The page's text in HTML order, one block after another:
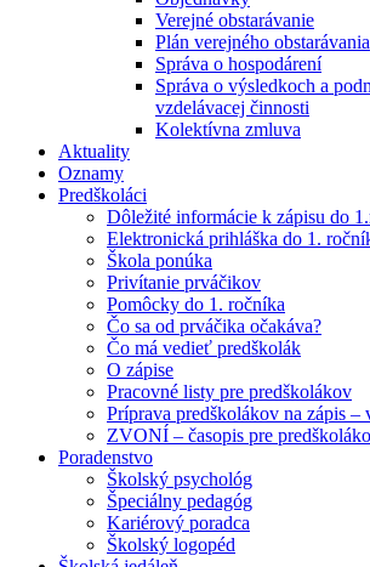
Verejné obstarávanie
Plán verejného obstarávania
Správa o hospodárení
Správa o výsledkoch a
vzdelávacej činnosti
Kolektívna zmluva
Aktuality
Oznamy
Predškoláci
Dôležité informácie k zápisu do
Elektronická prihláška do 1.
Škola ponúka
Privítanie prváčikov
Pomôcky do 1. ročníka
Čo sa od prváčika očakáva?
Čo má vedieť predškolák
O zápise
Pracovné listy pre predškolákov
Príprava predškolákov na zápis –
ZVONÍ – časopis pre
Poradenstvo
Školský psychológ
Špeciálny pedagóg
Kariérový poradca
Školský logopéd